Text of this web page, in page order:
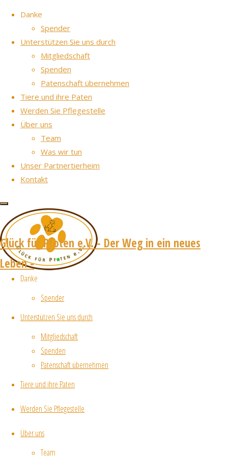
Zum Inhalt springen
Wilkommen auf der Seite "Glück für Pfoten e.V. - Der Weg in ein
neues Leben -"
Danke
Spender
Unterstützen Sie uns durch
Mitgliedschaft
Spenden
Patenschaft übernehmen
Tiere und ihre Paten
Werden Sie Pflegestelle
Über uns
Team
Was wir tun
Unser Partnertierheim
Kontakt
Glück für Pfoten e.V. - Der Weg in ein neues
Leben -
Danke
Spender
Unterstützen Sie uns durch
Mitgliedschaft
Spenden
Patenschaft übernehmen
Tiere und ihre Paten
Werden Sie Pflegestelle
Über uns
Team